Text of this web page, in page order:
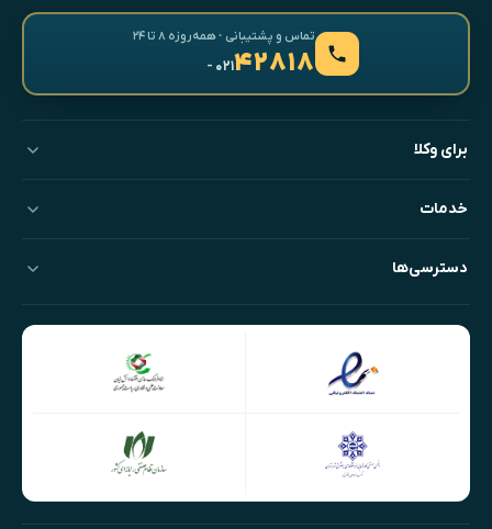
تماس و پشتیبانی · همه‌روزه ۸ تا ۲۴
۴۲۸۱۸- ۰۲۱
برای وکلا
خدمات
دسترسی‌ها